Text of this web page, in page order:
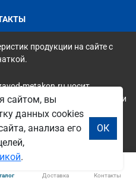
продукции на сайте с
metakon.ru носит
и справочный характер и ни
публичной офертой. Всю
узнать по телефонам
Доставка Контакты
сайтом, вы
данных cookies
анализа его
.
ОК